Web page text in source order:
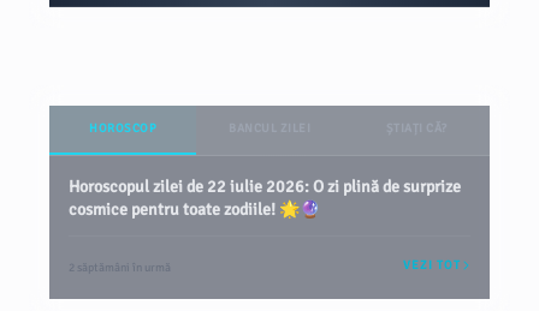
HOROSCOP
Horoscopul zilei de 22 iulie 2026: O zi plină de surprize
cosmice pentru toate zodiile! 🌟🔮
2 săptămâni în urmă VEZI TOT